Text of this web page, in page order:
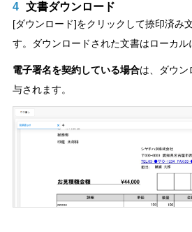
4 文書ダウンロード
[ダウンロード]をクリックして捺印済み
す。ダウンロードされた文書はローカル
電子署名を契約している場合は、ダウン
与されます。